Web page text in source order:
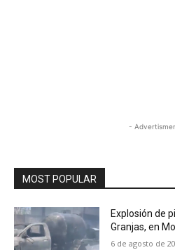
-
MOST POPULAR
Explosión de
Granjas, en
6 de agosto de